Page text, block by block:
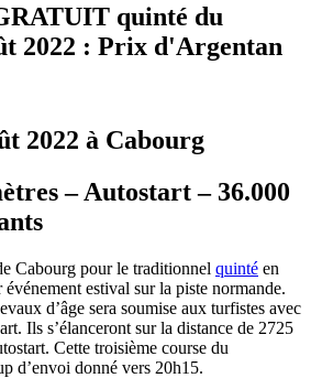
quinté du
2022 : Prix d'Argentan
2022 à Cabourg
– Autostart – 36.000
Cabourg pour le traditionnel quinté en
estival sur la piste normande.
d’âge sera soumise aux turfistes avec
Ils s’élanceront sur la distance de 2725
Cette troisième course du
d’envoi donné vers 20h15.